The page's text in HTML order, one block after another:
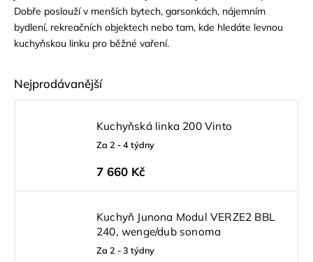
Dobře poslouží v menších bytech, garsonkách, nájemním
bydlení, rekreačních objektech nebo tam, kde hledáte levnou
kuchyňskou linku pro běžné vaření.
Nejprodávanější
Kuchyňská linka 200 Vinto
Za 2 - 4 týdny
7 660 Kč
Kuchyň Junona Modul VERZE2 BBL
240, wenge/dub sonoma
Za 2 - 3 týdny